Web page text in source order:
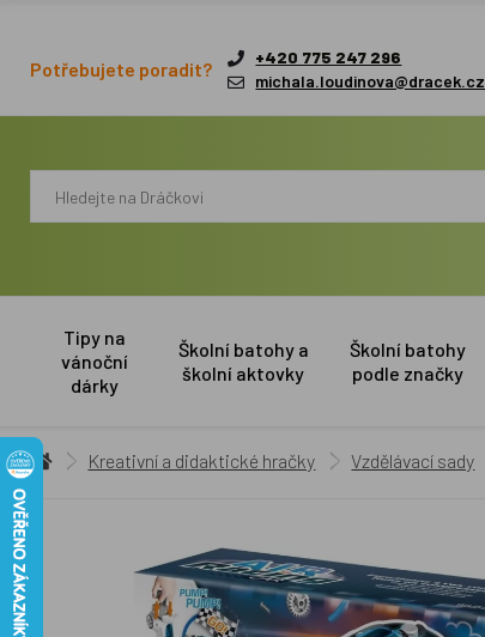
Potřebujete poradit?
+420 775 247 296
michala.loudinova@dracek.cz
Tipy na
vánoční
dárky
Školní batohy a
školní aktovky
Školní batohy
podle značky
Kreativní a didaktické hračky Vzdělávací sady